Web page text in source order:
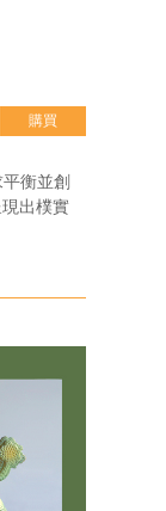
購買
衡並創
出樸實